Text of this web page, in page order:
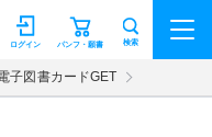
パンフ・願書
ログイン 検索
子図書カードGET